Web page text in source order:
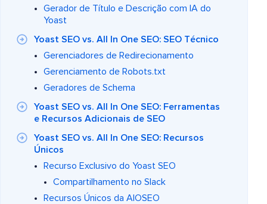
Gerador de Título e Descrição com IA do
Yoast
Yoast SEO vs. All In One SEO: SEO Técnico
Gerenciadores de Redirecionamento
Gerenciamento de Robots.txt
Geradores de Schema
Yoast SEO vs. All In One SEO: Ferramentas
e Recursos Adicionais de SEO
Yoast SEO vs. All In One SEO: Recursos
Únicos
Recurso Exclusivo do Yoast SEO
Compartilhamento no Slack
Recursos Únicos da AIOSEO